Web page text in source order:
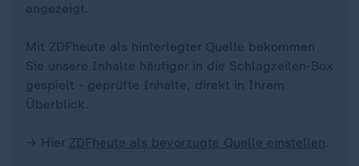
angezeigt.
Mit ZDFheute als hinterlegter Quelle bekommen
Sie unsere Inhalte häufiger in die Schlagzeilen-Box
gespielt - geprüfte Inhalte, direkt in Ihrem
Überblick.
→ Hier ZDFheute als bevorzugte Quelle einstellen.